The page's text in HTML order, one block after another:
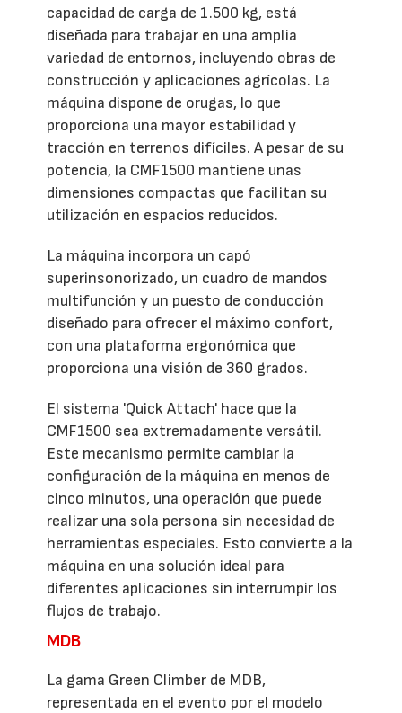
capacidad de carga de 1.500 kg, está
diseñada para trabajar en una amplia
variedad de entornos, incluyendo obras de
construcción y aplicaciones agrícolas. La
máquina dispone de orugas, lo que
proporciona una mayor estabilidad y
tracción en terrenos difíciles. A pesar de su
potencia, la CMF1500 mantiene unas
dimensiones compactas que facilitan su
utilización en espacios reducidos.
La máquina incorpora un capó
superinsonorizado, un cuadro de mandos
multifunción y un puesto de conducción
diseñado para ofrecer el máximo confort,
con una plataforma ergonómica que
proporciona una visión de 360 grados.
El sistema 'Quick Attach' hace que la
CMF1500 sea extremadamente versátil.
Este mecanismo permite cambiar la
configuración de la máquina en menos de
cinco minutos, una operación que puede
realizar una sola persona sin necesidad de
herramientas especiales. Esto convierte a la
máquina en una solución ideal para
diferentes aplicaciones sin interrumpir los
flujos de trabajo.
MDB
La gama Green Climber de MDB,
representada en el evento por el modelo